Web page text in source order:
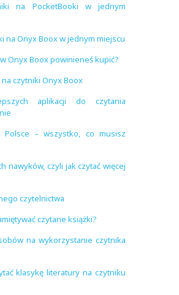
na PocketBooki w jednym
na Onyx Boox w jednym miejscu
Onyx Boox powinieneś kupić?
czytniki Onyx Boox
aplikacji do czytania
– wszystko, co musisz
nawyków, czyli jak czytać więcej
czytelnictwa
czytane książki?
na wykorzystanie czytnika
klasykę literatury na czytniku